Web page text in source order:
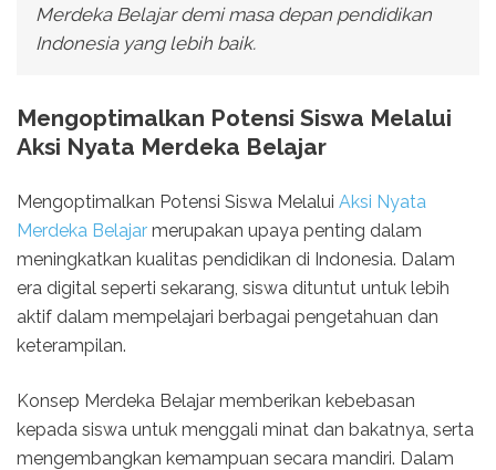
Merdeka Belajar demi masa depan pendidikan
Indonesia yang lebih baik.
Mengoptimalkan Potensi Siswa Melalui
Aksi Nyata Merdeka Belajar
Mengoptimalkan Potensi Siswa Melalui Aksi Nyata
Merdeka Belajar merupakan upaya penting dalam
meningkatkan kualitas pendidikan di Indonesia. Dalam
era digital seperti sekarang, siswa dituntut untuk lebih
aktif dalam mempelajari berbagai pengetahuan dan
keterampilan.
Konsep Merdeka Belajar memberikan kebebasan
kepada siswa untuk menggali minat dan bakatnya, serta
mengembangkan kemampuan secara mandiri. Dalam